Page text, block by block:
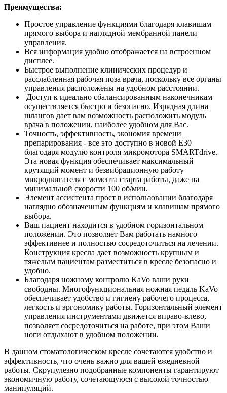
Преимущества:
Простое управление функциями благодаря клавишам
прямого выбора и наглядной мембранной панели
управления.
Вся информация удобно отображается на встроенном
дисплее.
Быстрое выполнение клинических процедур и
расслабленная рабочая поза врача, поскольку все органы
управления расположены на удобном расстоянии.
Доступ к идеально сбалансированным наконечникам
осуществляется быстро и безопасно. Изрядная длина
шлангов дает вам возможность расположить модуль
врача в положении, наиболее удобном для Вас.
Точность, эффективность, экономия времени
препарирования - все это доступно в новой Е30
благодаря модулю контроля микромотора SMARTdrive.
Эта новая функция обеспечивает максимальный
крутящий момент и безвибрационную работу
микродвигателя с момента старта работы, даже на
минимальной скорости 100 об/мин.
Элемент ассистента прост в использовании благодаря
наглядно обозначенным функциям и клавишам прямого
выбора.
Ваш пациент находится в удобном горизонтальном
положении. Это позволяет Вам работать намного
эффективнее и полностью сосредоточиться на лечении.
Конструкция кресла дает возможность крупным и
тяжелым пациентам разместиться в кресле безопасно и
удобно.
Благодаря ножному контролю KaVo ваши руки
свободны. Многофункциональная ножная педаль KaVo
обеспечивает удобство и гигиену рабочего процесса,
легкость и эргономику работы. Горизонтальный элемент
управления инструментами движется вправо-влево,
позволяет сосредоточиться на работе, при этом Ваши
ноги отдыхают в удобном положении.
В данном стоматологическом кресле сочетаются удобство и
эффективность, что очень важно для вашей ежедневной
работы. Скрупулезно подобранные компоненты гарантируют
экономичную работу, сочетающуюся с высокой точностью
манипуляций.